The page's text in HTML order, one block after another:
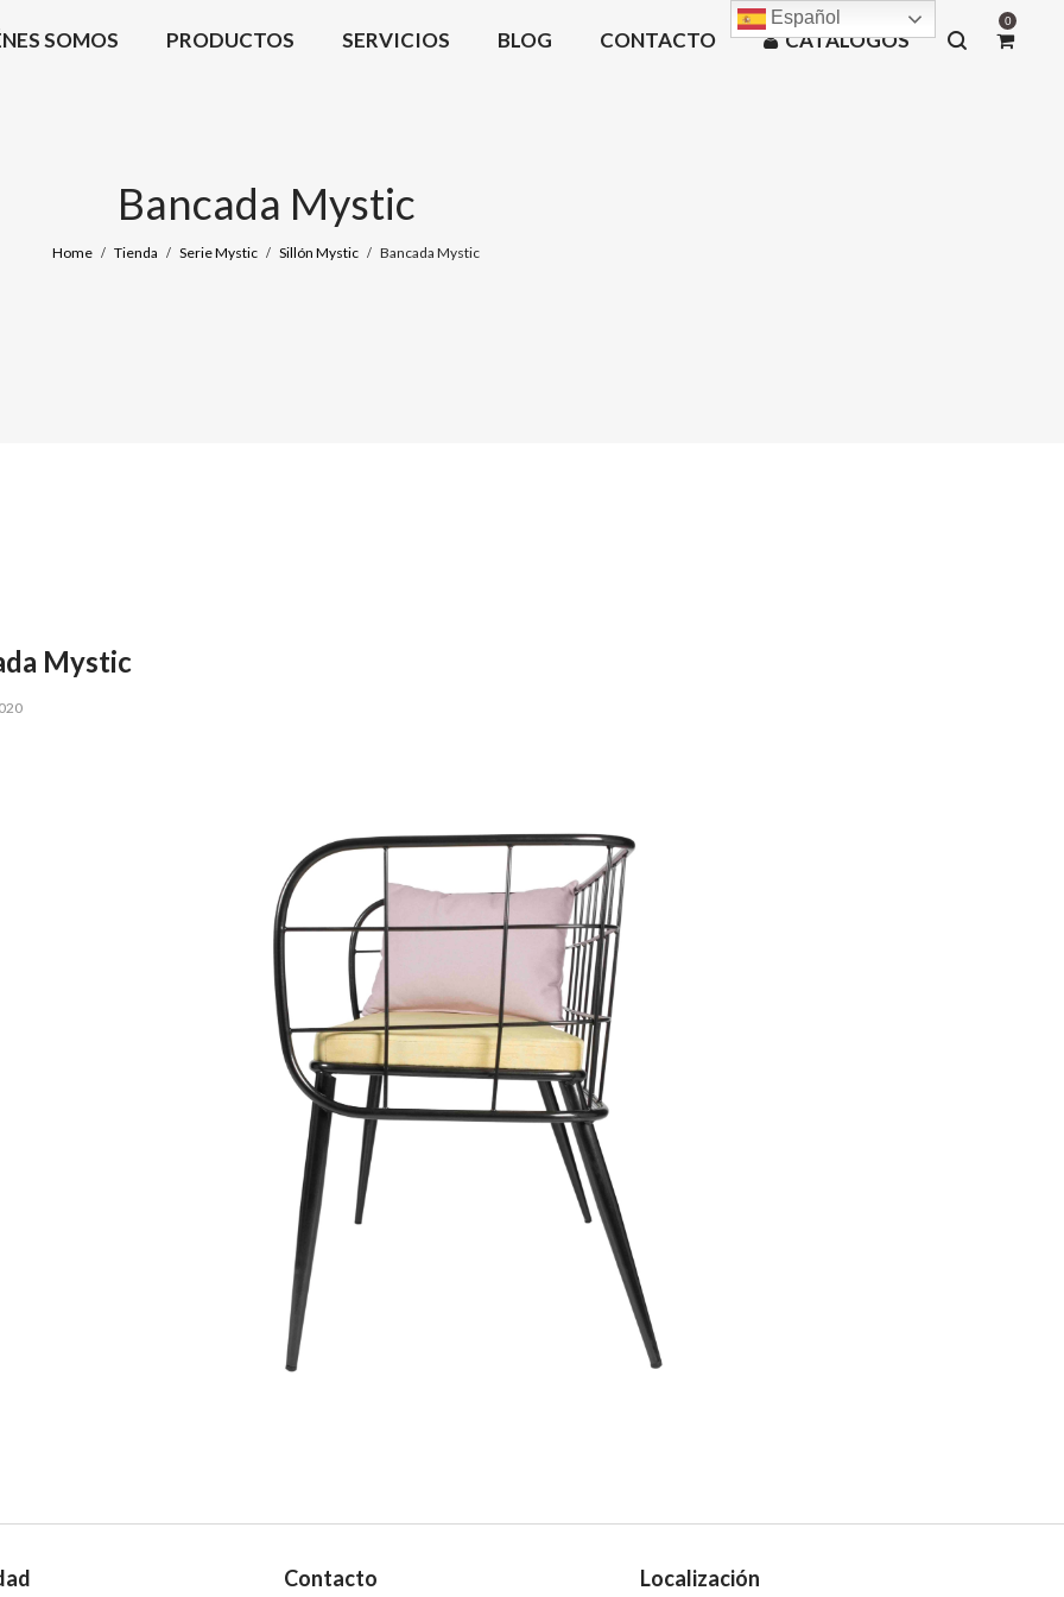
SOMOS PRODUCTOS SERVICIOS BLOG CONTACTO CATÁLOGOS
0
Bancada Mystic
Home / Tienda / Serie Mystic / Sillón Mystic / Bancada Mystic
Mystic
Contacto Localización
Español